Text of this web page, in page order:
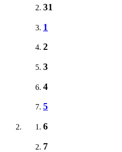
31
1
2
3
4
5
6
7